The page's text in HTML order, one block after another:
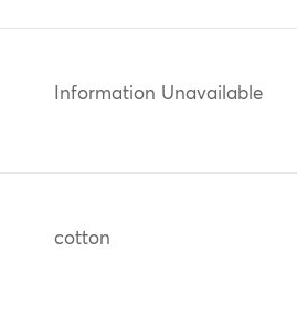
Information Unavailable
cotton